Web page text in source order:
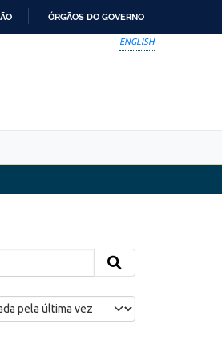
ÓRGÃOS DO GOVERNO
ENGLISH